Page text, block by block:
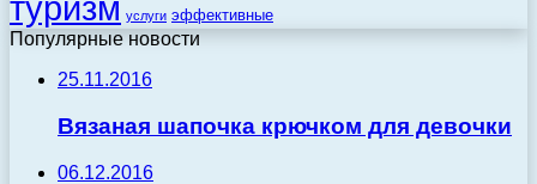
туризм услуги эффективные
Популярные новости
25.11.2016
Вязаная шапочка крючком для девочки
06.12.2016